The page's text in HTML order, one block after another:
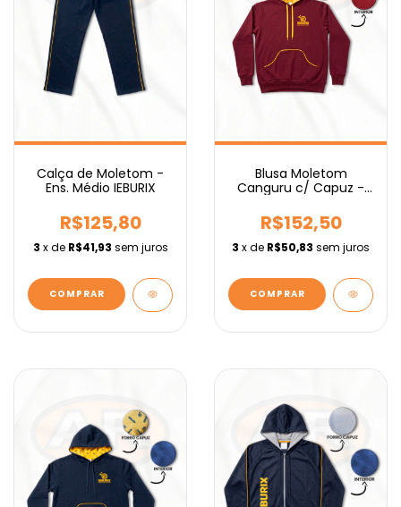
Calça de Moletom -
Ens. Médio IEBURIX
R$125,80
3 x de R$41,93 sem juros
COMPRAR
Blusa Moletom
Canguru c/ Capuz -
IEBURIX
R$152,50
3 x de R$50,83 sem juros
COMPRAR